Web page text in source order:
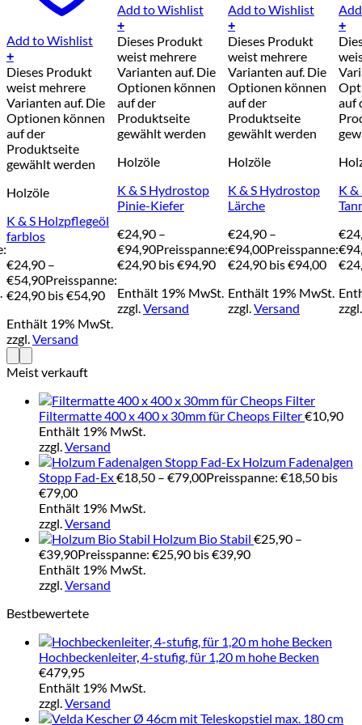
Add to Wishlist
+
Dieses Produkt
weist mehrere
Varianten auf. Die
Optionen können
auf der
Produktseite
gewählt werden
Holzöle
K & S Holzpflegeöl
farblos
€24,90 –
€54,90Preisspanne:
€24,90 bis €54,90
Enthält 19% MwSt.
zzgl.Versand
Add to Wishlist
+
Dieses Produkt
weist mehrere
Varianten auf. Die
Optionen können
auf der
Produktseite
gewählt werden
Holzöle
K & S Hydrostop
Pinie-Kiefer
€24,90 –
€94,90Preisspanne:
€24,90 bis €94,90
Enthält 19% MwSt.
zzgl.Versand
Add to Wishlist
+
Dieses Produkt
weist mehrere
Varianten auf. Die
Optionen können
auf der
Produktseite
gewählt werden
Holzöle
K & S Hydrostop
Lärche
€24,90 –
€94,00Preisspanne:
€24,90 bis €94,00
Enthält 19% MwSt.
zzgl.Versand
+
auf
K
€
€
Meist verkauft
Filtermatte 400 x 400 x 30mm für Cheops Filter€10,90
Enthält 19% MwSt.
zzgl.Versand
Holzum Fadenalgen
Stopp Fad-Ex€18,50 – €79,00Preisspanne: €18,50 bis
€79,00
Enthält 19% MwSt.
zzgl.Versand
Holzum Bio Stabil €25,90 –
€39,90Preisspanne: €25,90 bis €39,90
Enthält 19% MwSt.
zzgl.Versand
Bestbewertete
Hochbeckenleiter, 4-stufig, für 1,20 m hohe Becken
€479,95
Enthält 19% MwSt.
zzgl.Versand